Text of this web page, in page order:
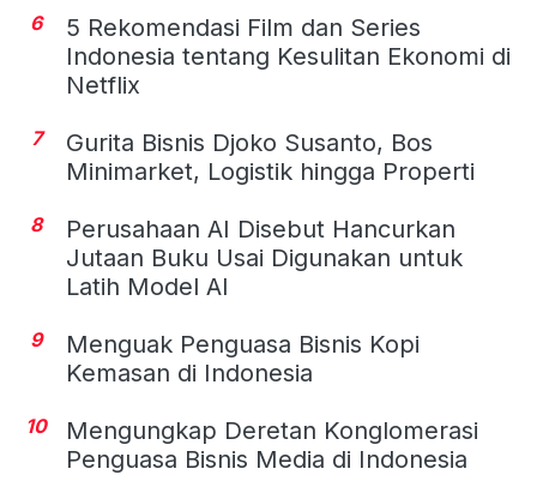
6
5 Rekomendasi Film dan Series
Indonesia tentang Kesulitan Ekonomi di
Netflix
7
Gurita Bisnis Djoko Susanto, Bos
Minimarket, Logistik hingga Properti
8
Perusahaan AI Disebut Hancurkan
Jutaan Buku Usai Digunakan untuk
Latih Model AI
9
Menguak Penguasa Bisnis Kopi
Kemasan di Indonesia
10
Mengungkap Deretan Konglomerasi
Penguasa Bisnis Media di Indonesia